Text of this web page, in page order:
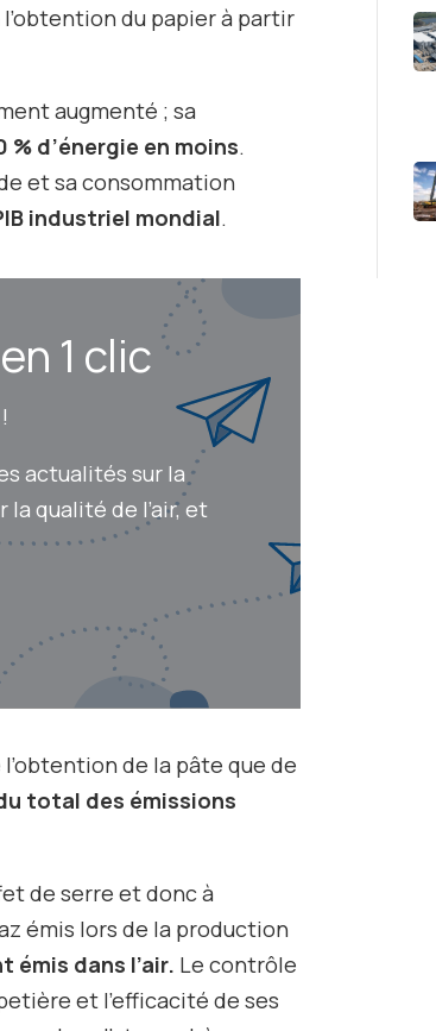
l’obtention du papier à partir
augmenté ; sa
% d’énergie en moins.
et sa consommation
industriel mondial.
1 clic
actualités sur la
qualité de l’air, et
de la pâte que de
total des émissions
de serre et donc à
émis lors de la production
émis dans l’air. Le contrôle
et l’efficacité de ses